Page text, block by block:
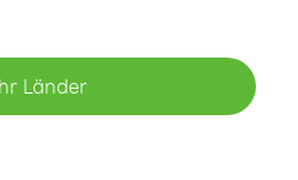
Länder